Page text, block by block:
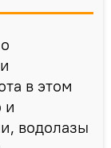
в этом
и
водолазы